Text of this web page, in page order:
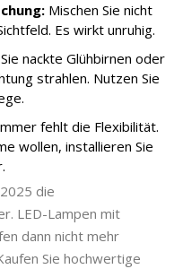
Mischen Sie nicht
Es wirkt unruhig.
nackte Glühbirnen oder
strahlen. Nutzen Sie
fehlt die Flexibilität.
wollen, installieren Sie
die
LED-Lampen mit
dann nicht mehr
Sie hochwertige